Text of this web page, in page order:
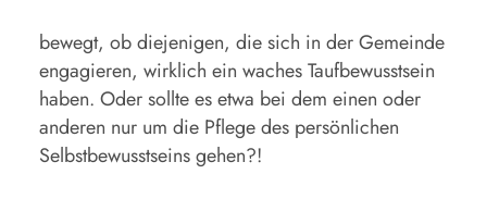
bewegt, ob diejenigen, die sich in der Gemeinde
engagieren, wirklich ein waches Taufbewusstsein
haben. Oder sollte es etwa bei dem einen oder
anderen nur um die Pflege des persönlichen
Selbstbewusstseins gehen?!